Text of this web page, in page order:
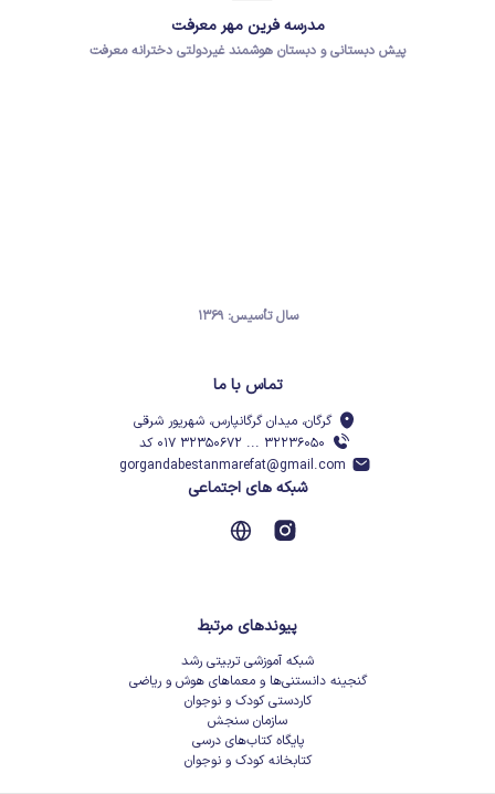
مدرسه فرین مهر معرفت
پیش دبستانی و دبستان هوشمند غیردولتی دخترانه معرفت
سال تأسیس: ۱۳۶۹
تماس با ما
گرگان، میدان گرگانپارس، شهریور شرقی
۳۲۲۳۶۰۵۰ ... ۳۲۳۵۰۶۷۲ ۰۱۷ کد
gorgandabestanmarefat@gmail.com
شبکه های اجتماعی
پیوندهای مرتبط
شبکه آموزشی تربیتی رشد
گنجینه دانستنی‌ها و معماهای هوش و ریاضی
کاردستی کودک و نوجوان
سازمان سنجش
پایگاه کتاب‌های درسی
کتابخانه کودک و نوجوان